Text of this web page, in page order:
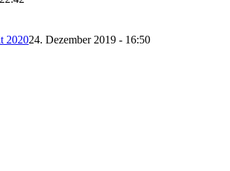
202024. Dezember 2019 - 16:50